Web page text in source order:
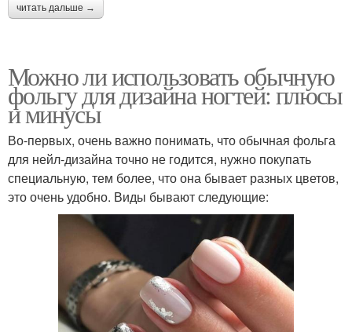
читать дальше →
Можно ли использовать обычную
фольгу для дизайна ногтей: плюсы
и минусы
Во-первых, очень важно понимать, что обычная фольга
для нейл-дизайна точно не годится, нужно покупать
специальную, тем более, что она бывает разных цветов,
это очень удобно. Виды бывают следующие: